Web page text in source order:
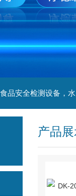
产品